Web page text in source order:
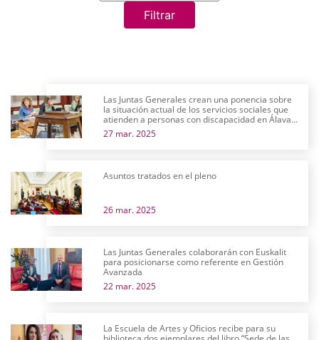
Filtrar
Las Juntas Generales crean una ponencia sobre
la situación actual de los servicios sociales que
atienden a personas con discapacidad en Álava y
su futuro próximo
27 mar. 2025
Asuntos tratados en el pleno
26 mar. 2025
Las Juntas Generales colaborarán con Euskalit
para posicionarse como referente en Gestión
Avanzada
22 mar. 2025
La Escuela de Artes y Oficios recibe para su